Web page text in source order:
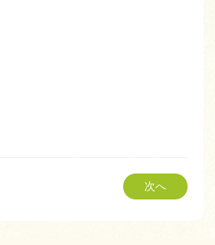
次へ